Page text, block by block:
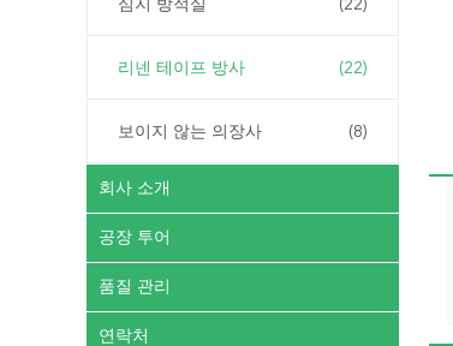
심지 방적실 (22)
리넨 테이프 방사 (22)
보이지 않는 의장사 (8)
회사 소개
공장 투어
품질 관리
연락처